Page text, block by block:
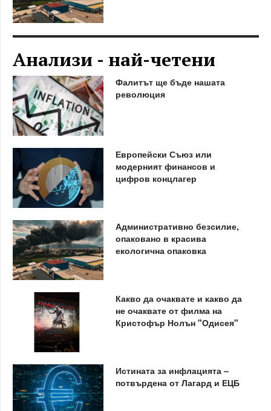
Анализи - най-четени
Фалитът ще бъде нашата
революция
Европейски Съюз или
модерният финансов и
цифров концлагер
Административно безсилие,
опаковано в красива
екологична опаковка
Какво да очаквате и какво да
не очаквате от филма на
Кристофър Нолън "Одисея"
Истината за инфлацията –
потвърдена от Лагард и ЕЦБ